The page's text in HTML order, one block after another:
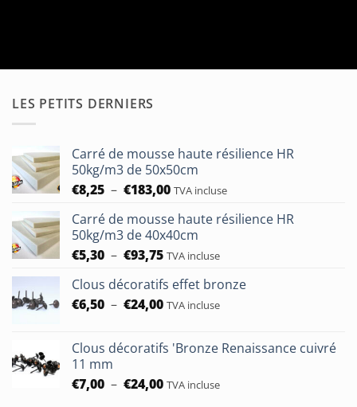
LES PETITS DERNIERS
Carré de mousse haute résilience HR
50kg/m3 de 50x50cm
€8,25 – €183,00Plage
prix :
€8,25
à
TVA incluse
Carré de mousse haute résilience HR
50kg/m3 de 40x40cm
€5,30 – €93,75Plage
prix :
€5,30
TVA incluse
Clous décoratifs effet bronze
€6,50 – €24,00Plage
€6,50
€24,00
TVA incluse
Clous décoratifs 'Bronze Renaissance cuivré
11 mm
€7,00 – €24,00Plage
TVA incluse